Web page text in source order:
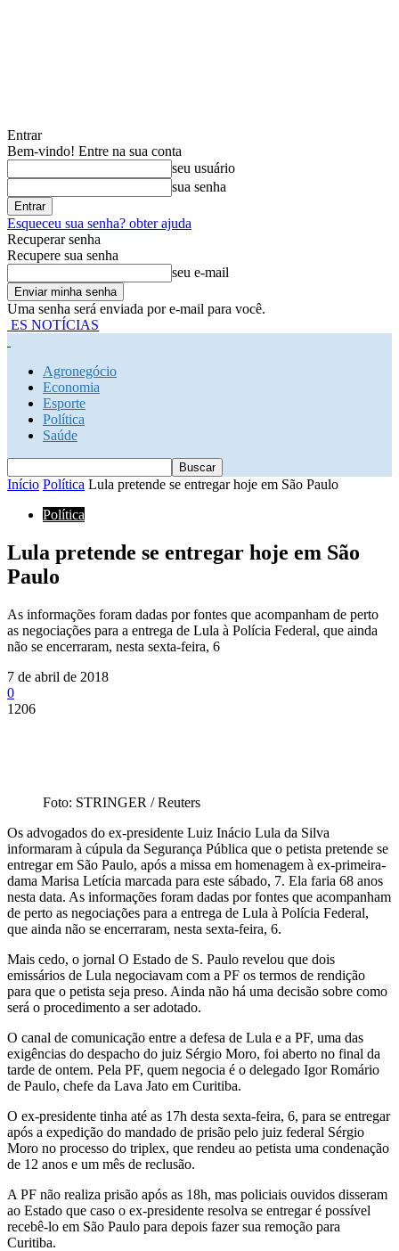
Entrar
Bem-vindo! Entre na sua conta
seu usuário
sua senha
Esqueceu sua senha? obter ajuda
Recuperar senha
Recupere sua senha
seu e-mail
Uma senha será enviada por e-mail para você.
ES NOTÍCIAS
Agronegócio
Economia
Esporte
Política
Saúde
Início Política Lula pretende se entregar hoje em São Paulo
Política
Lula pretende se entregar hoje em São
Paulo
As informações foram dadas por fontes que acompanham de perto
as negociações para a entrega de Lula à Polícia Federal, que ainda
não se encerraram, nesta sexta-feira, 6
7 de abril de 2018
0
1206
Foto: STRINGER / Reuters
Os advogados do ex-presidente Luiz Inácio Lula da Silva
informaram à cúpula da Segurança Pública que o petista pretende se
entregar em São Paulo, após a missa em homenagem à ex-primeira-
dama Marisa Letícia marcada para este sábado, 7. Ela faria 68 anos
nesta data. As informações foram dadas por fontes que acompanham
de perto as negociações para a entrega de Lula à Polícia Federal,
que ainda não se encerraram, nesta sexta-feira, 6.
Mais cedo, o jornal O Estado de S. Paulo revelou que dois
emissários de Lula negociavam com a PF os termos de rendição
para que o petista seja preso. Ainda não há uma decisão sobre como
será o procedimento a ser adotado.
O canal de comunicação entre a defesa de Lula e a PF, uma das
exigências do despacho do juiz Sérgio Moro, foi aberto no final da
tarde de ontem. Pela PF, quem negocia é o delegado Igor Romário
de Paulo, chefe da Lava Jato em Curitiba.
O ex-presidente tinha até as 17h desta sexta-feira, 6, para se entregar
após a expedição do mandado de prisão pelo juiz federal Sérgio
Moro no processo do triplex, que rendeu ao petista uma condenação
de 12 anos e um mês de reclusão.
A PF não realiza prisão após as 18h, mas policiais ouvidos disseram
ao Estado que caso o ex-presidente resolva se entregar é possível
recebê-lo em São Paulo para depois fazer sua remoção para
Curitiba.